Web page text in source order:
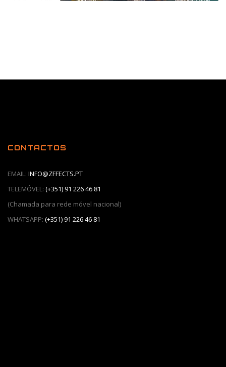
CONTACTOS
EMAIL: INFO@ZFFECTS.PT
TELEMÓVEL: (+351) 91 226 46 81
(Chamada para rede móvel nacional)
WHATSAPP: (+351) 91 226 46 81